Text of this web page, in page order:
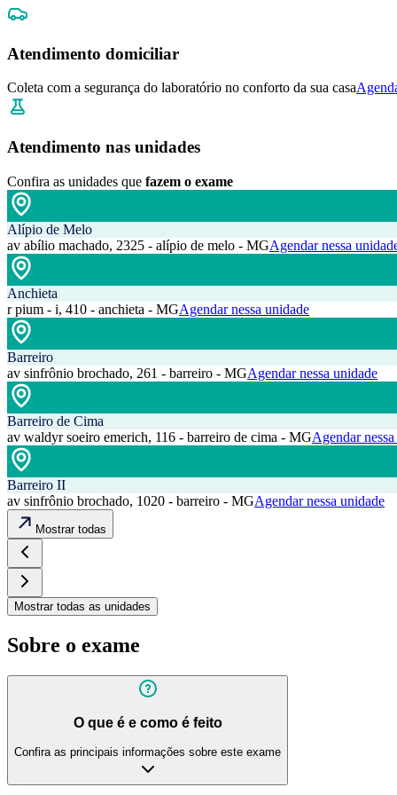
Atendimento domiciliar
Coleta com a segurança do laboratório no conforto da sua casa
Atendimento nas unidades
Confira as unidades que fazem o exame
Alípio de Melo
av abílio machado, 2325 - alípio de melo - MGAgendar nessa
Anchieta
r pium - i, 410 - anchieta - MGAgendar nessa unidade
Barreiro
av sinfrônio brochado, 261 - barreiro - MGAgendar nessa unidade
Barreiro de Cima
av waldyr soeiro emerich, 116 - barreiro de cima - MGAgendar
Barreiro II
av sinfrônio brochado, 1020 - barreiro - MGAgendar nessa unidade
Mostrar todas
Mostrar todas as unidades
Sobre o exame
O que é e como é feito
Confira as principais informações sobre este exame